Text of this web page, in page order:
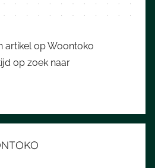
artikel op Woontoko
op zoek naar